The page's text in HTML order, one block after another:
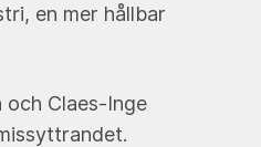
en mer hållbar
Claes-Inge